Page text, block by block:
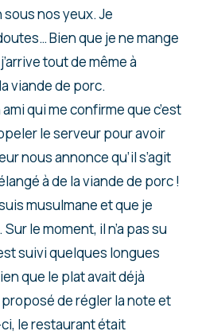
nos yeux. Je
Bien que je ne mange
tout de même à
viande de porc.
qui me confirme que c’est
le serveur pour avoir
nous annonce qu’il s’agit
à de la viande de porc !
musulmane et que je
le moment, il n’a pas su
suivi quelques longues
que le plat avait déjà
de régler la note et
le restaurant était